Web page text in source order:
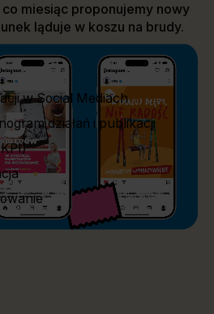
miesiąc proponujemy nowy
ląduje w koszu na brudy.
w Social Mediach
działań i publikacji